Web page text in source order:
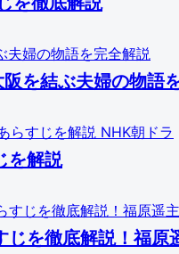
を結ぶ夫婦の物語
NHK朝ドラ
を解説
じを徹底解説！福原